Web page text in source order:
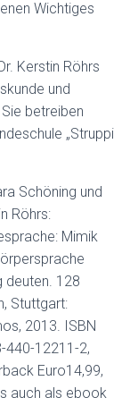
Wichtiges
Kerstin Röhrs
und
betreiben
„Struppi
Schöning und
Röhrs:
Mimik
deuten. 128
Stuttgart:
2013. ISBN
440-12211-2,
Euro14,99,
auch als ebook